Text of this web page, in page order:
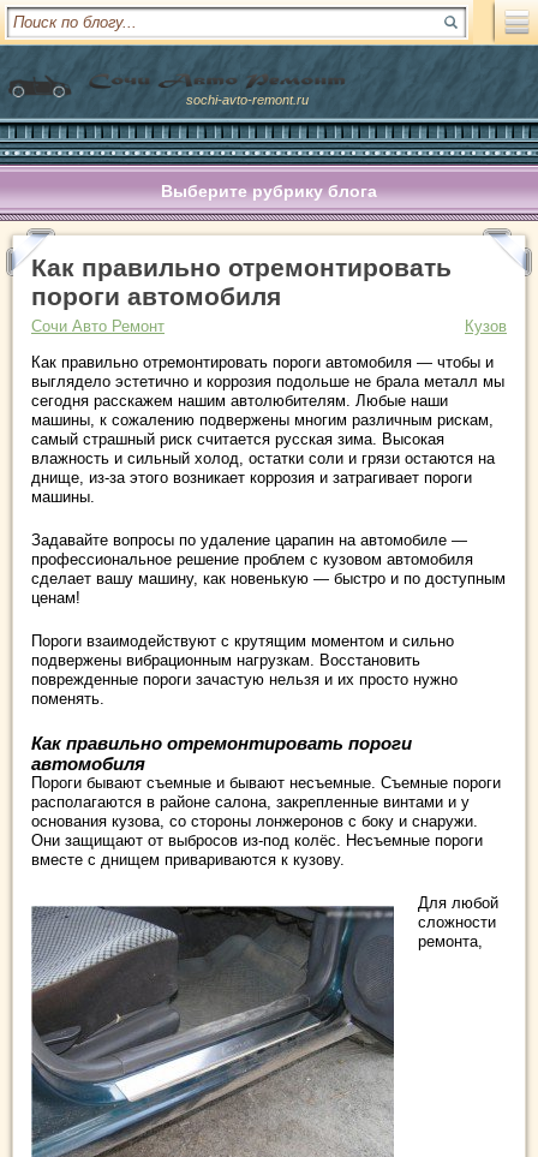
sochi-avto-remont.ru
Выберите рубрику блога
Как правильно отремонтировать
пороги автомобиля
Сочи Авто Ремонт
Кузов
Как правильно отремонтировать пороги автомобиля — чтобы и
выглядело эстетично и коррозия подольше не брала металл мы
сегодня расскажем нашим автолюбителям. Любые наши
машины, к сожалению подвержены многим различным рискам,
самый страшный риск считается русская зима. Высокая
влажность и сильный холод, остатки соли и грязи остаются на
днище, из-за этого возникает коррозия и затрагивает пороги
машины.
Задавайте вопросы по удаление царапин на автомобиле —
профессиональное решение проблем с кузовом автомобиля
сделает вашу машину, как новенькую — быстро и по доступным
ценам!
Пороги взаимодействуют с крутящим моментом и сильно
подвержены вибрационным нагрузкам. Восстановить
поврежденные пороги зачастую нельзя и их просто нужно
поменять.
Как правильно отремонтировать пороги
автомобиля
Пороги бывают съемные и бывают несъемные. Съемные пороги
располагаются в районе салона, закрепленные винтами и у
основания кузова, со стороны лонжеронов с боку и снаружи.
Они защищают от выбросов из-под колёс. Несъемные пороги
вместе с днищем привариваются к кузову.
Для любой
сложности
ремонта,